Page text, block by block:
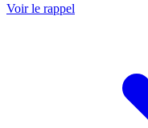
Voir le rappel